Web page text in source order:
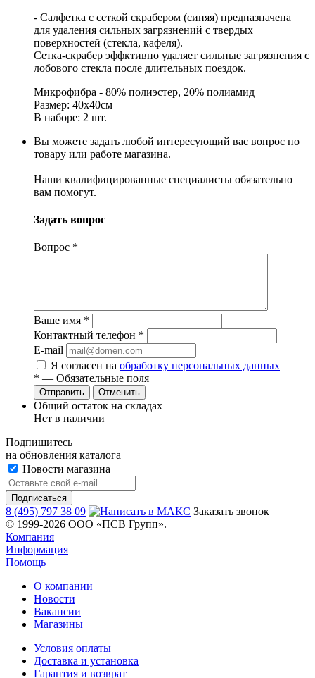
- Салфетка с сеткой скрабером (синяя) предназначена
для удаления сильных загрязнений с твердых
поверхностей (стекла, кафеля).
Сетка-скрабер эффктивно удаляет сильные загрязнения с
лобового стекла после длительных поездок.
Микрофибра - 80% полиэстер, 20% полиамид
Размер: 40х40см
В наборе: 2 шт.
Вы можете задать любой интересующий вас вопрос по
товару или работе магазина.
Наши квалифицированные специалисты обязательно
вам помогут.
Задать вопрос
Вопрос *
Ваше имя *
Контактный телефон *
E-mail
Я согласен на обработку персональных данных
* — Обязательные поля
Отменить
Общий остаток на складах
Нет в наличии
Подпишитесь
на обновления каталога
Новости магазина
8 (495) 797 38 09
Заказать звонок
© 1999-2026 ООО «ПСВ Групп».
Компания
Информация
Помощь
О компании
Новости
Вакансии
Магазины
Условия оплаты
Доставка и установка
Гарантия и возврат